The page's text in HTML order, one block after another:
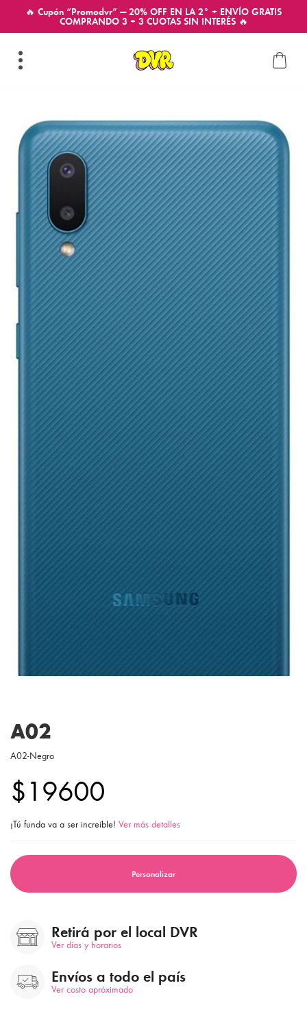
🔥 Cupón “Promodvr” — 20% OFF EN LA 2° + ENVÍO GRATIS
COMPRANDO 3 + 3 CUOTAS SIN INTERÉS 🔥
A02
A02-Negro
$19600
¡Tú funda va a ser increíble! Ver más detalles
Personalizar
Retirá por el local DVR
Ver días y horarios
Envíos a todo el país
Ver costo apróximado